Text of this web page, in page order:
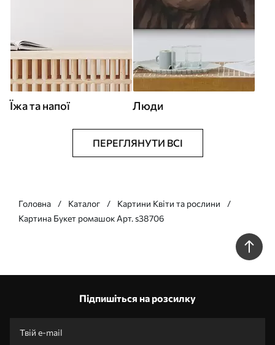
Їжа та напої Люди
ПЕРЕГЛЯНУТИ ВСІ
Головна Каталог
Картини Квіти та рослини
Картина Букет ромашок Арт. s38706
Підпишіться на розсилку